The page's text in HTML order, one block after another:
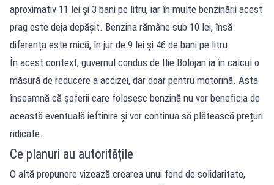
aproximativ 11 lei și 3 bani pe litru, iar în multe benzinării acest
prag este deja depășit. Benzina rămâne sub 10 lei, însă
diferența este mică, în jur de 9 lei și 46 de bani pe litru.
În acest context, guvernul condus de Ilie Bolojan ia în calcul o
măsură de reducere a accizei, dar doar pentru motorină. Asta
înseamnă că șoferii care folosesc benzină nu vor beneficia de
această eventuală ieftinire și vor continua să plătească prețuri
ridicate.
Ce planuri au autoritățile
O altă propunere vizează crearea unui fond de solidaritate,